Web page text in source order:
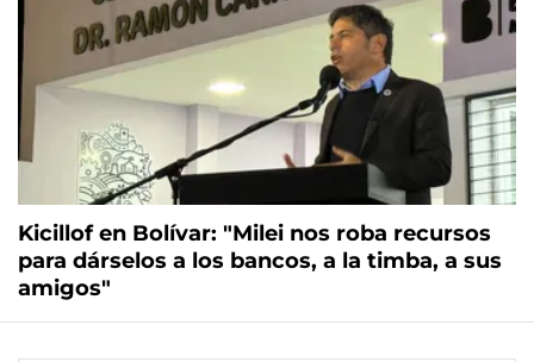
Kicillof en Bolívar: "Milei nos roba recursos
para dárselos a los bancos, a la timba, a sus
amigos"